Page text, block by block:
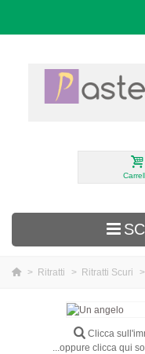
> Ritratti > Ritratti Scuri >
Clicca
...oppure clicca qui